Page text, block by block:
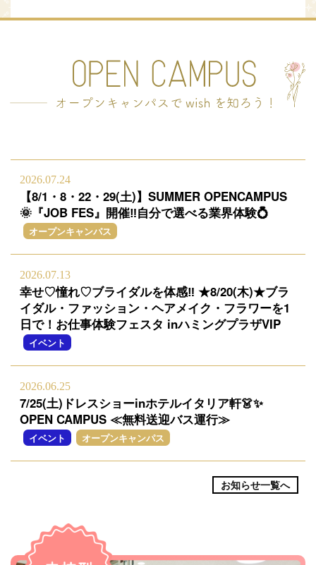
2026.07.24
【8/1・8・22・29(土)】SUMMER OPENCAMPUS
🌞『JOB FES』開催‼自分で選べる業界体験💍
オープンキャンパス
2026.07.13
幸せ♡憧れ♡ブライダルを体感‼ ★8/20(木)★ブラ
イダル・ファッション・ヘアメイク・フラワーを1
日で！お仕事体験フェスタ inハミングプラザVIP
イベント
2026.06.25
7/25(土)ドレスショーinホテルイタリア軒👗✨
OPEN CAMPUS ≪無料送迎バス運行≫
イベント オープンキャンパス
お知らせ一覧へ